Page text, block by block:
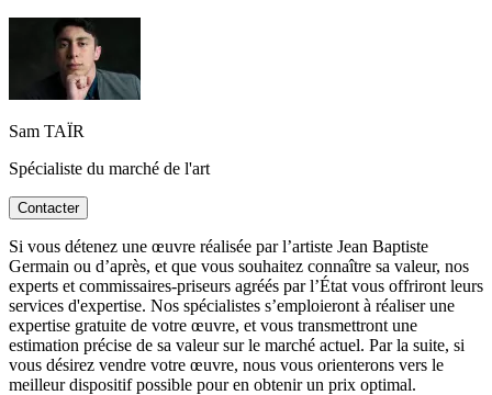
Sam TAÏR
Spécialiste du marché de l'art
Contacter
Si vous détenez une œuvre réalisée par l’artiste Jean Baptiste
Germain ou d’après, et que vous souhaitez connaître sa valeur, nos
experts et commissaires-priseurs agréés par l’État vous offriront leurs
services d'expertise. Nos spécialistes s’emploieront à réaliser une
expertise gratuite de votre œuvre, et vous transmettront une
estimation précise de sa valeur sur le marché actuel. Par la suite, si
vous désirez vendre votre œuvre, nous vous orienterons vers le
meilleur dispositif possible pour en obtenir un prix optimal.